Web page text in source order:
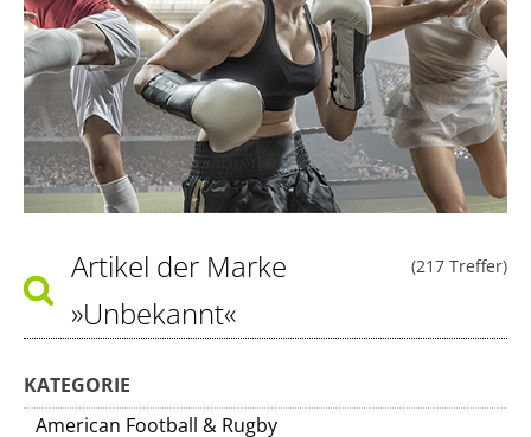
(217 Treffer)
Artikel der Marke
»Unbekannt«
KATEGORIE
American Football & Rugby